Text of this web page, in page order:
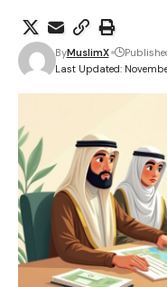
Last Updated:
ByMuslimX